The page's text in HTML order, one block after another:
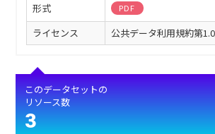
形式
PDF
ライセンス 公共データ利用規約第1.0
このデータセットの
リソース数
3